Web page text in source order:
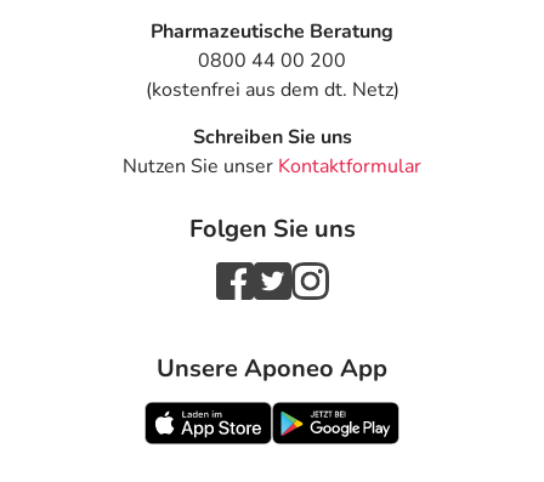
Pharmazeutische Beratung
0800 44 00 200
(kostenfrei aus dem dt. Netz)
Schreiben Sie uns
Nutzen Sie unser Kontaktformular
Folgen Sie uns
Unsere Aponeo App